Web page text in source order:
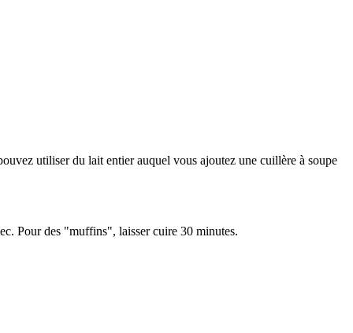
utiliser du lait entier auquel vous ajoutez une cuillère à soupe
Pour des "muffins", laisser cuire 30 minutes.